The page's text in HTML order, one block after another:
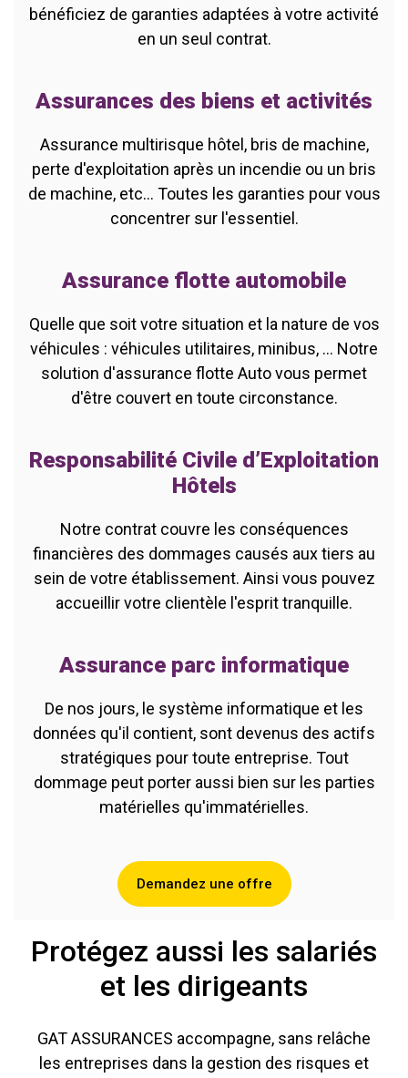
bénéficiez de garanties adaptées à votre activité
en un seul contrat.
Assurances des biens et activités
Assurance multirisque hôtel, bris de machine,
perte d'exploitation après un incendie ou un bris
de machine, etc... Toutes les garanties pour vous
concentrer sur l'essentiel.
Assurance flotte automobile
Quelle que soit votre situation et la nature de vos
véhicules : véhicules utilitaires, minibus, ... Notre
solution d'assurance flotte Auto vous permet
d'être couvert en toute circonstance.
Responsabilité Civile d’Exploitation
Hôtels
Notre contrat couvre les conséquences
financières des dommages causés aux tiers au
sein de votre établissement. Ainsi vous pouvez
accueillir votre clientèle l'esprit tranquille.
Assurance parc informatique
De nos jours, le système informatique et les
données qu'il contient, sont devenus des actifs
stratégiques pour toute entreprise. Tout
dommage peut porter aussi bien sur les parties
matérielles qu'immatérielles.
Demandez une offre
Protégez aussi les salariés
et les dirigeants
GAT ASSURANCES accompagne, sans relâche
les entreprises dans la gestion des risques et